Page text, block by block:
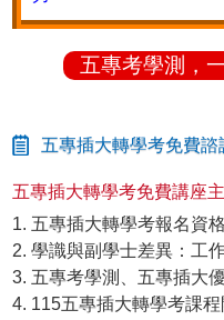
五專考學測，
五專插大轉學考免費諮
五專插大轉學考免費講座主
1. 五專插大轉學考報名資
2. 學識與副學士差異：工
3. 五專考學測、五專插大
4. 115五專插大轉學考課程